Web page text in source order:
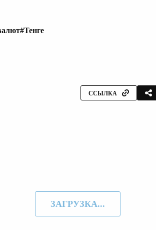
#Тенге
ССЫЛКА
ЗАГРУЗКА...